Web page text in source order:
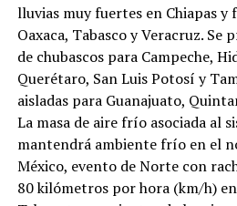
lluvias muy fuertes en Chiapas y
Oaxaca, Tabasco y Veracruz.
de chubascos para Campeche,
Querétaro, San Luis Potosí y
aisladas para Guanajuato,
La masa de aire frío asociada al
mantendrá ambiente frío en el
México, evento de Norte con
80 kilómetros por hora (km/h)